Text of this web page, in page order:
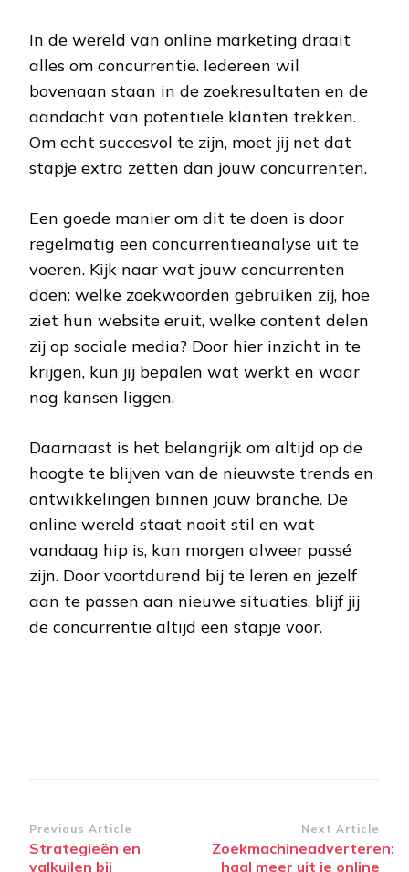
In de wereld van online marketing draait
alles om concurrentie. Iedereen wil
bovenaan staan in de zoekresultaten en de
aandacht van potentiële klanten trekken.
Om echt succesvol te zijn, moet jij net dat
stapje extra zetten dan jouw concurrenten.
Een goede manier om dit te doen is door
regelmatig een concurrentieanalyse uit te
voeren. Kijk naar wat jouw concurrenten
doen: welke zoekwoorden gebruiken zij, hoe
ziet hun website eruit, welke content delen
zij op sociale media? Door hier inzicht in te
krijgen, kun jij bepalen wat werkt en waar
nog kansen liggen.
Daarnaast is het belangrijk om altijd op de
hoogte te blijven van de nieuwste trends en
ontwikkelingen binnen jouw branche. De
online wereld staat nooit stil en wat
vandaag hip is, kan morgen alweer passé
zijn. Door voortdurend bij te leren en jezelf
aan te passen aan nieuwe situaties, blijf jij
de concurrentie altijd een stapje voor.
Post
Navigation
Previous Article
Strategieën en
valkuilen bij
Next Article
Zoekmachineadverteren:
haal meer uit je online